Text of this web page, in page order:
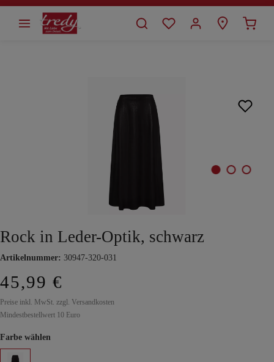
springen
Rock in Leder-Optik, schwarz
Artikelnummer: 30947-320-031
45,99 €
Preise inkl. MwSt. zzgl. Versandkosten
Mindestbestellwert 10 Euro
Farbe wählen